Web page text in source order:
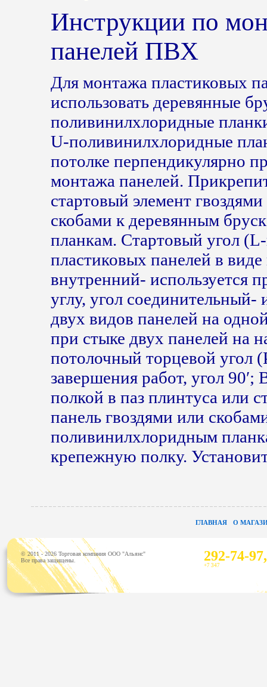
Инструкции по
панелей ПВХ
Для монтажа пластиковых
использовать деревянные
поливинилхлоридные
U-поливинилхлоридные
потолке перпендикулярно
монтажа панелей.
стартовый элемент
скобами к деревянным
планкам. Cтартовый угол
пластиковых панелей в
внутренний- используется
углу, угол
двух видов панелей на
при стыке двух панелей на
потолочный торцевой угол
завершения работ, угол
полкой в паз плинтуса или
панель гвоздями или
поливинилхлоридным
крепежную полку.
ГЛАВНАЯ О
© 2011 - 2026 Торговая компания ООО "Альянс"
Все права защищены.
292-74-
+7 347